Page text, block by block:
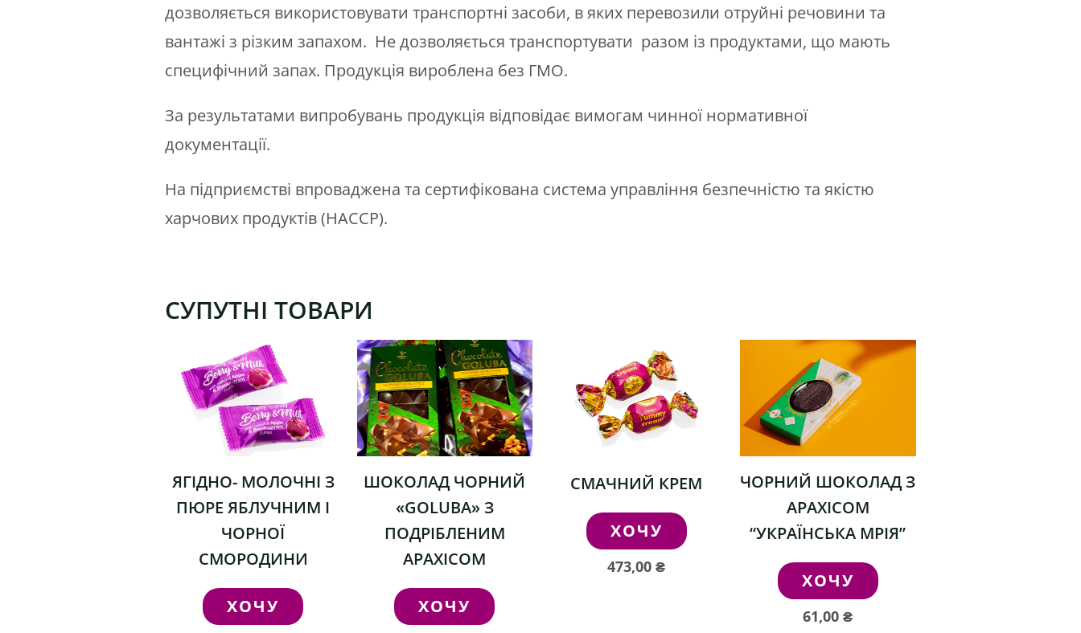
дозволяється використовувати транспортні засоби, в яких перевозили отруйні речовини та
вантажі з різким запахом. Не дозволяється транспортувати разом із продуктами, що мають
специфічний запах. Продукція вироблена без ГМО.
За результатами випробувань продукція відповідає вимогам чинної нормативної
документації.
На підприємстві впроваджена та сертифікована система управління безпечністю та якістю
харчових продуктів (HACCP).
СУПУТНІ ТОВАРИ
ЯГІДНО- МОЛОЧНІ З
ПЮРЕ ЯБЛУЧНИМ І
ЧОРНОЇ
СМОРОДИНИ
ХОЧУ
ШОКОЛАД ЧОРНИЙ
«GOLUBA» З
ПОДРІБЛЕНИМ
АРАХІСОМ
ХОЧУ
СМАЧНИЙ КРЕМ
ХОЧУ
473,00₴
ЧОРНИЙ ШОКОЛАД З
АРАХІСОМ
“УКРАЇНСЬКА МРІЯ”
ХОЧУ
61,00₴